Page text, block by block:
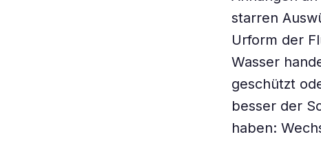
starren
Urform der
Wasser
geschützt
besser der
haben: